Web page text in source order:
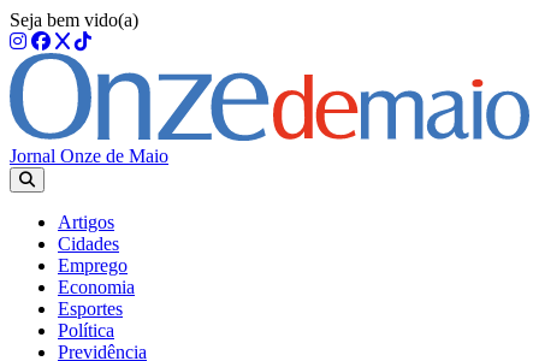
Seja bem vido(a)
Jornal Onze de Maio
Artigos
Cidades
Emprego
Economia
Esportes
Política
Previdência